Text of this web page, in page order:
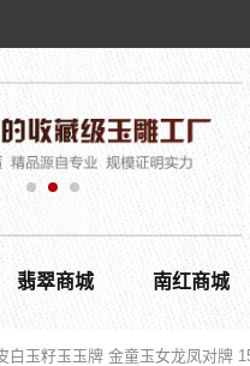
翡翠商城 南红商城
白玉籽玉玉牌 金童玉女龙凤对牌